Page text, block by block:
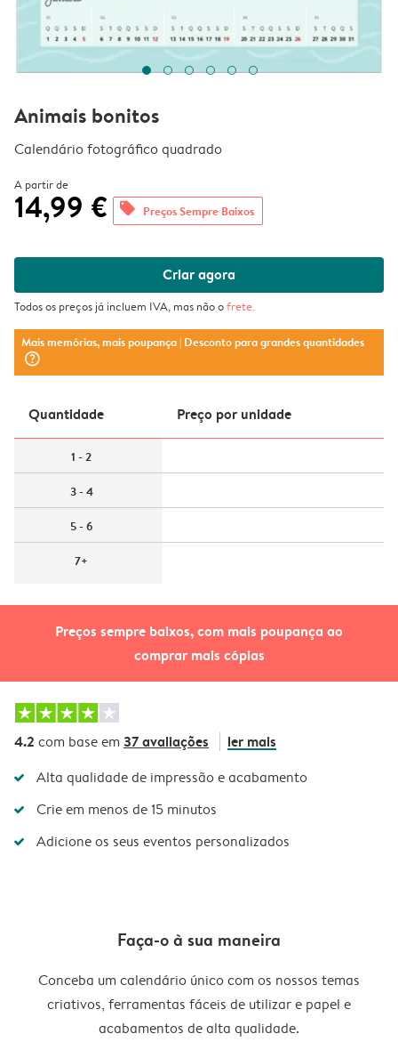
Preços sempre baixos, com mais poupança ao
comprar mais cópias
Animais bonitos
Calendário fotográfico quadrado
A partir de
14,99 € offers Preços Sempre Baixos
Criar agora
Todos os preços já incluem IVA, mas não ofrete.
Mais memórias, mais poupança| Desconto para grandes quantidades
question_mark_circle
Quantidade Preço por unidade
1 - 2
3 - 4
5 - 6
7+
4.2 com base em 37 avaliações ler mais
Alta qualidade de impressão e acabamento
Crie em menos de 15 minutos
Adicione os seus eventos personalizados
Faça-o à sua maneira
Conceba um calendário único com os nossos temas
criativos, ferramentas fáceis de utilizar e papel e
acabamentos de alta qualidade.